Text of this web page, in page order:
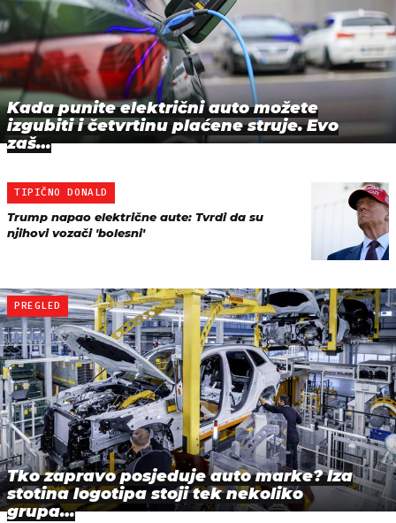
Kada punite električni auto možete
izgubiti i četvrtinu plaćene struje. Evo
zaš…
TIPIČNO DONALD
Trump napao električne aute: Tvrdi da su
njihovi vozači 'bolesni'
PREGLED
Tko zapravo posjeduje auto marke? Iza
stotina logotipa stoji tek nekoliko
grupa…